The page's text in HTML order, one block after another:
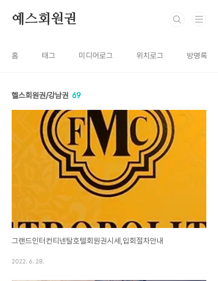
예스회원권
홈 태그 미디어로그 위치로그 방명록
헬스회원권/강남권 69
그랜드인터컨티넨탈호텔회원권시세,입회절차안내
2022. 6. 28.